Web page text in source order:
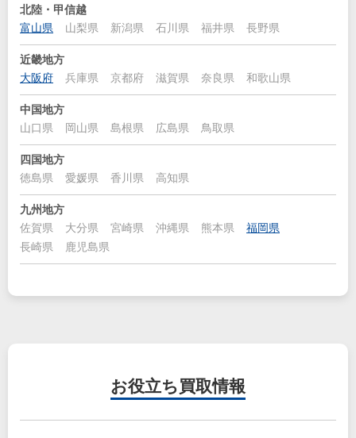
北陸・甲信越
富山県
山梨県 新潟県 石川県 福井県 長野県
近畿地方
大阪府
兵庫県 京都府 滋賀県 奈良県 和歌山県
中国地方
山口県
岡山県 島根県 広島県 鳥取県
四国地方
徳島県
愛媛県 香川県 高知県
九州地方
佐賀県
大分県 宮崎県 沖縄県 熊本県
福岡県
長崎県
鹿児島県
お役立ち 買取情報